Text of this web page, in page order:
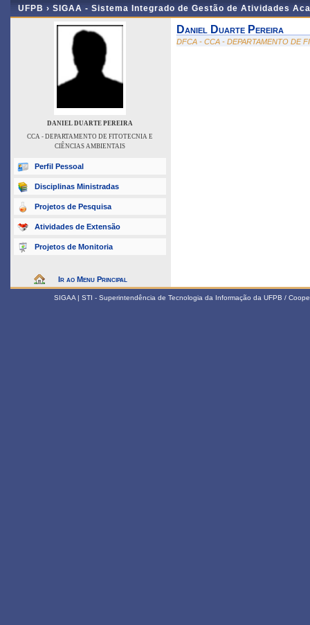
UFPB › SIGAA - Sistema Integrado de Gestão de Atividades
DANIEL DUARTE PEREIRA
CCA - DEPARTAMENTO DE FITOTECNIA E
CIÊNCIAS AMBIENTAIS
Perfil Pessoal
Disciplinas Ministradas
Projetos de Pesquisa
Atividades de Extensão
Projetos de Monitoria
Ir ao Menu Principal
Daniel Duarte Pereira
DFCA - CCA - DEPARTAMENTO DE
SIGAA | STI - Superintendência de Tecnologia da Informação da UFPB /